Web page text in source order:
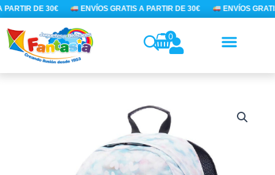
Ir
al
contenido
DE 30€ ENVÍOS GRATIS A PARTIR DE 30€ ENVÍOS
0